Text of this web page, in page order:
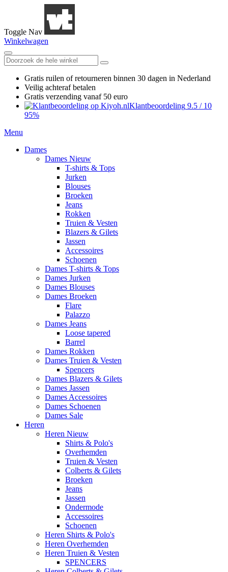
Toggle Nav
Winkelwagen
Gratis ruilen of retourneren binnen 30 dagen in Nederland
Veilig achteraf betalen
Gratis verzending vanaf 50 euro
Klantbeoordeling 9.5 / 10
95%
Menu
Dames
Dames Nieuw
T-shirts & Tops
Jurken
Blouses
Broeken
Jeans
Rokken
Truien & Vesten
Blazers & Gilets
Jassen
Accessoires
Schoenen
Dames T-shirts & Tops
Dames Jurken
Dames Blouses
Dames Broeken
Flare
Palazzo
Dames Jeans
Loose tapered
Barrel
Dames Rokken
Dames Truien & Vesten
Spencers
Dames Blazers & Gilets
Dames Jassen
Dames Accessoires
Dames Schoenen
Dames Sale
Heren
Heren Nieuw
Shirts & Polo's
Overhemden
Truien & Vesten
Colberts & Gilets
Broeken
Jeans
Jassen
Ondermode
Accessoires
Schoenen
Heren Shirts & Polo's
Heren Overhemden
Heren Truien & Vesten
SPENCERS